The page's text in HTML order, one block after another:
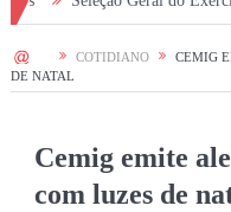
HOME COTIDIANO
CEMIG
DE NATAL
Cemig emite
com luzes de